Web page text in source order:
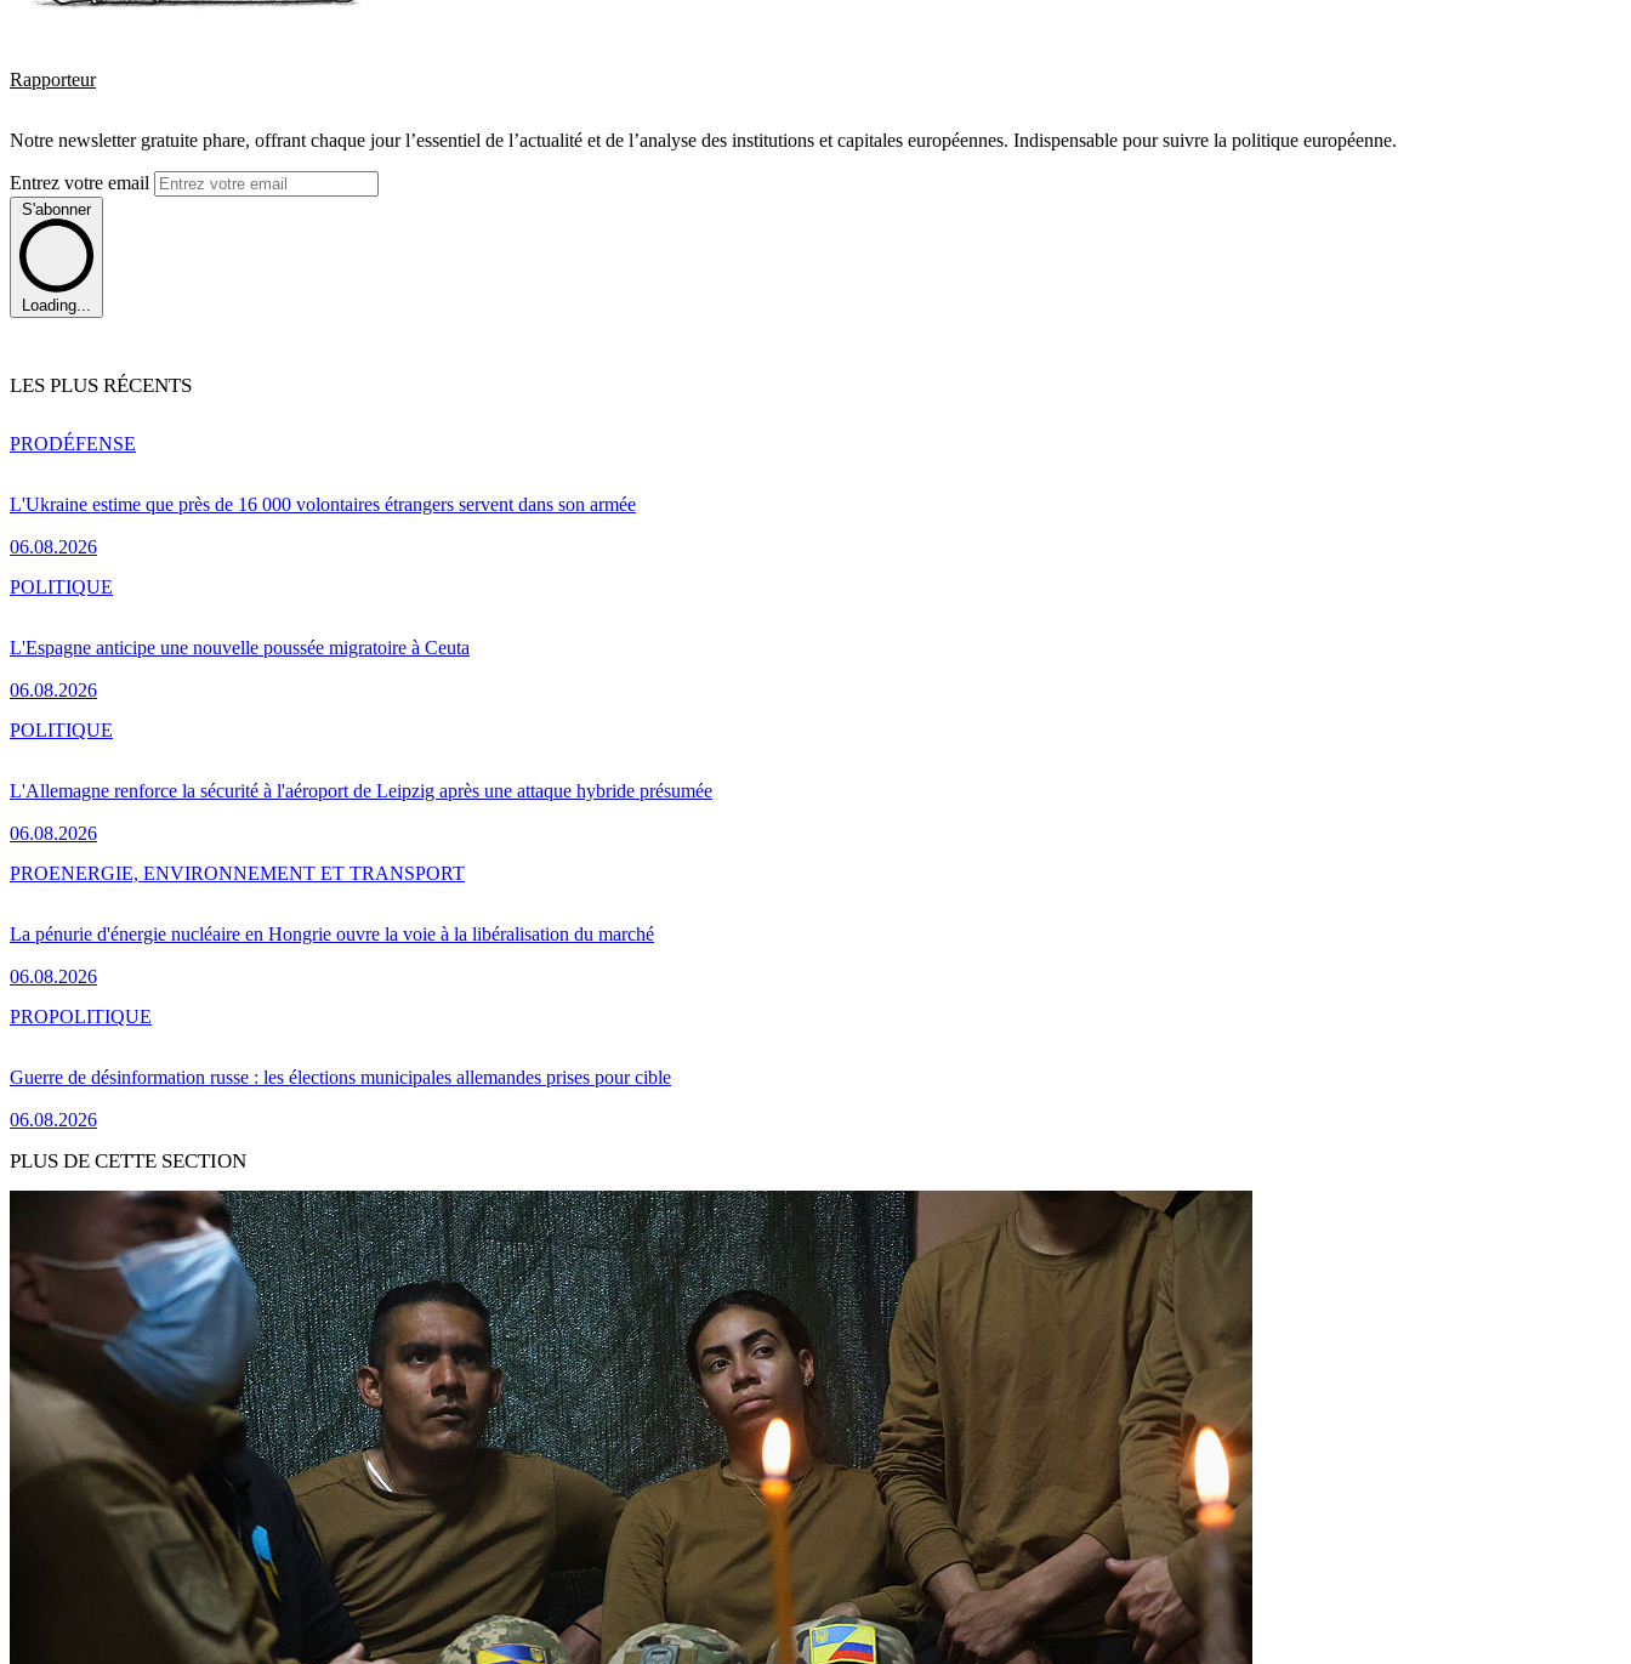
Rapporteur
Notre newsletter gratuite phare, offrant chaque jour l’essentiel de l’actualité et de l’analyse des institutions et capitales européennes. Indispensable pour suivre la politique européenne.
Entrez votre email
S'abonner
Loading...
LES PLUS RÉCENTS
L'Ukraine estime que près de 16 000 volontaires étrangers servent dans son armée
06.08.2026
PRODÉFENSE
L'Espagne anticipe une nouvelle poussée migratoire à Ceuta
06.08.2026
POLITIQUE
L'Allemagne renforce la sécurité à l'aéroport de Leipzig après une attaque hybride présumée
06.08.2026
POLITIQUE
La pénurie d'énergie nucléaire en Hongrie ouvre la voie à la libéralisation du marché
06.08.2026
PROENERGIE, ENVIRONNEMENT ET TRANSPORT
Guerre de désinformation russe : les élections municipales allemandes prises pour cible
06.08.2026
PROPOLITIQUE
PLUS DE CETTE SECTION